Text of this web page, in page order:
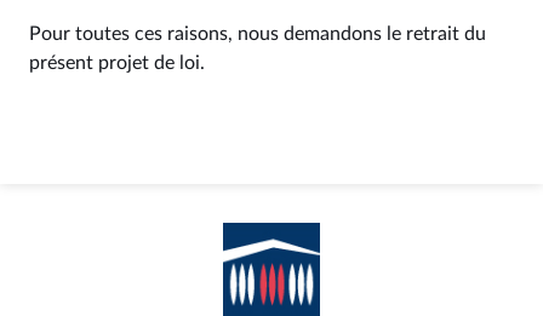
Pour toutes ces raisons, nous demandons le retrait du
présent projet de loi.